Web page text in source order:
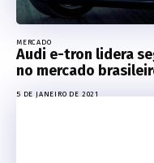
MERCADO
Audi e-tron lidera
no mercado
5 DE JANEIRO DE 2021